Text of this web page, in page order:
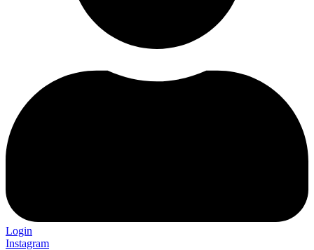
Login
Instagram